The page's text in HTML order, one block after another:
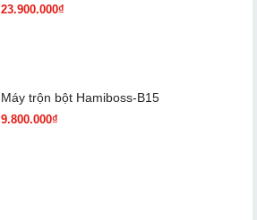
23.900.000₫
Máy trộn bột Hamiboss-B15
9.800.000₫